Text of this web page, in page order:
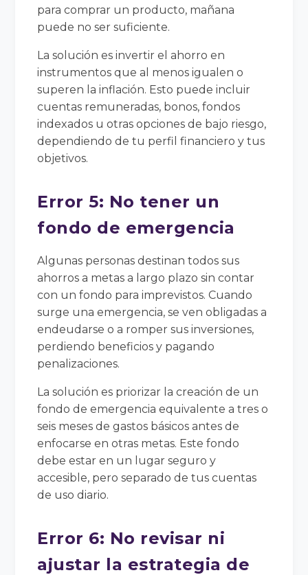
para comprar un producto, mañana
puede no ser suficiente.
La solución es invertir el ahorro en
instrumentos que al menos igualen o
superen la inflación. Esto puede incluir
cuentas remuneradas, bonos, fondos
indexados u otras opciones de bajo riesgo,
dependiendo de tu perfil financiero y tus
objetivos.
Error 5: No tener un
fondo de emergencia
Algunas personas destinan todos sus
ahorros a metas a largo plazo sin contar
con un fondo para imprevistos. Cuando
surge una emergencia, se ven obligadas a
endeudarse o a romper sus inversiones,
perdiendo beneficios y pagando
penalizaciones.
La solución es priorizar la creación de un
fondo de emergencia equivalente a tres o
seis meses de gastos básicos antes de
enfocarse en otras metas. Este fondo
debe estar en un lugar seguro y
accesible, pero separado de tus cuentas
de uso diario.
Error 6: No revisar ni
ajustar la estrategia de